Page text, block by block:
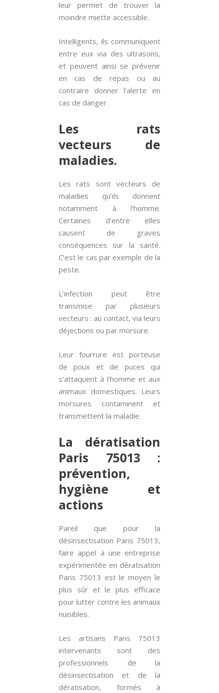
leur permet de trouver la
moindre miette accessible.
Intelligents, ils communiquent
entre eux via des ultrasons,
et peuvent ainsi se prévenir
en cas de repas ou au
contraire donner l’alerte en
cas de danger.
Les rats
vecteurs de
maladies.
Les rats sont vecteurs de
maladies qu’ils donnent
notamment à l’homme.
Certaines d’entre elles
causent de graves
conséquences sur la santé.
C’est le cas par exemple de la
peste.
L’infection peut être
transmise par plusieurs
vecteurs : au contact, via leurs
déjections ou par morsure.
Leur fourrure est porteuse
de poux et de puces qui
s’attaquent à l’homme et aux
animaux domestiques. Leurs
morsures contaminent et
transmettent la maladie.
La dératisation
Paris 75013 :
prévention,
hygiène et
actions
Pareil que pour la
désinsectisation Paris 75013,
faire appel à une entreprise
expérimentée en dératisation
Paris 75013 est le moyen le
plus sûr et le plus efficace
pour lutter contre les animaux
nuisibles.
Les artisans Paris 75013
intervenants sont des
professionnels de la
désinsectisation et de la
dératisation, formés à